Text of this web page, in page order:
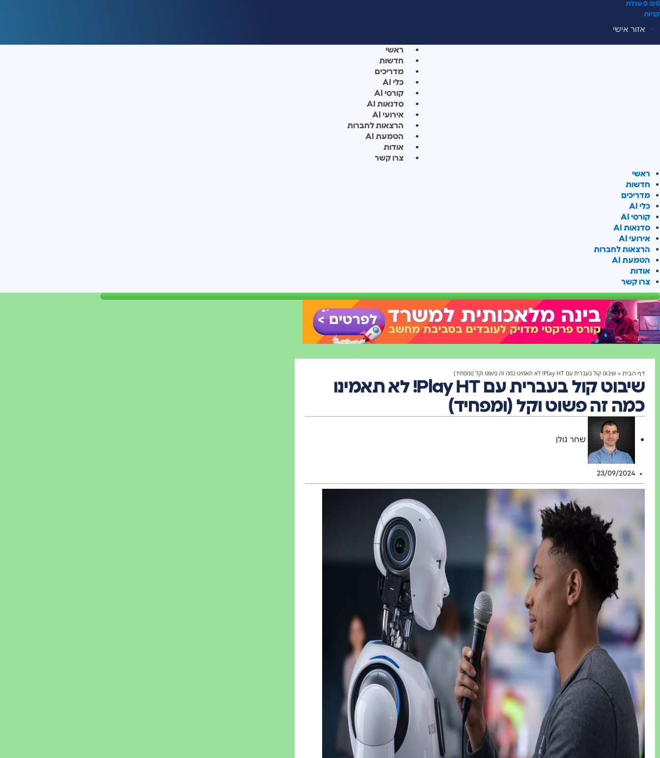
₪0
0 עגלת
קניות
אזור אישי
ראשי
חדשות
מדריכים
כלי AI
קורסי AI
סדנאות AI
אירועי AI
הרצאות לחברות
הטמעת AI
אודות
צרו קשר
ראשי
חדשות
מדריכים
כלי AI
קורסי AI
סדנאות AI
אירועי AI
הרצאות לחברות
הטמעת AI
אודות
צרו קשר
דף הבית » שיבוט קול בעברית עם Play HT! לא תאמינו כמה זה פשוט וקל (ומפחיד)
שיבוט קול בעברית עם Play HT! לא תאמינו
כמה זה פשוט וקל (ומפחיד)
שחר גולן
23/09/2024